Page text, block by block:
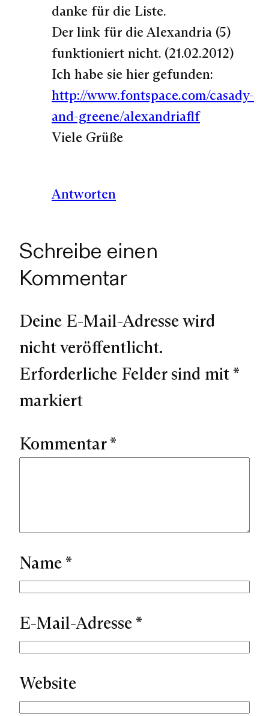
danke für die Liste.
Der link für die Alexandria (5)
funktioniert nicht. (21.02.2012)
Ich habe sie hier gefunden:
http://www.fontspace.com/casady-
and-greene/alexandriaflf
Viele Grüße
Antworten
Schreibe einen
Kommentar
Deine E-Mail-Adresse wird
nicht veröffentlicht.
Erforderliche Felder sind mit *
markiert
Kommentar*
Name *
E-Mail-Adresse *
Website